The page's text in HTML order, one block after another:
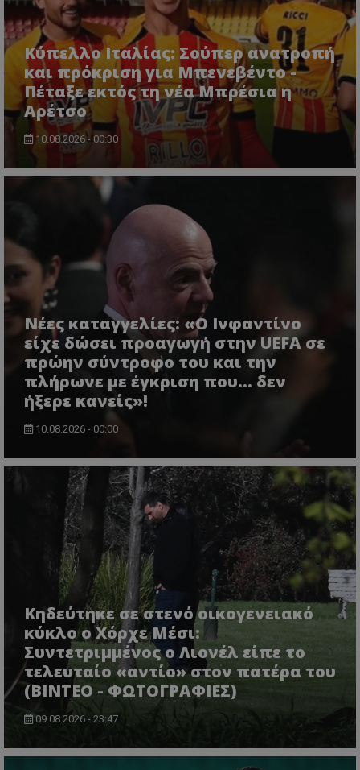
Κύπελλο Ιταλίας: Σούπερ ανατροπή
και πρόκριση για Μπενεβέντο -
Πέταξε εκτός τη νέα Μπρέσια η
Αρέτσο
10.08.2026 - 00:30
Νέες καταγγελίες: «Ο Ινφαντίνο
είχε δώσει προαγωγή στην UEFA σε
πρώην σύντροφο του και την
πλήρωνε με έγκριση που... δεν
ήξερε κανείς»!
10.08.2026 - 00:00
Κηδεύτηκε σε στενό οικογενειακό
κύκλο ο Χόρχε Μέσι:
Συντετριμμένος ο Λιονέλ είπε το
τελευταίο «αντίο» στον πατέρα του
(ΒΙΝΤΕΟ - ΦΩΤΟΓΡΑΦΙΕΣ)
09.08.2026 - 23:47